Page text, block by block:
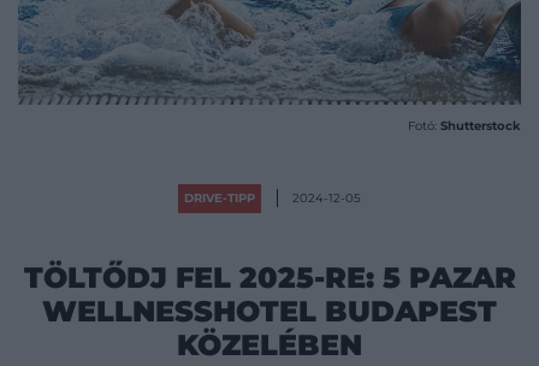
Fotó: Shutterstock
DRIVE-TIPP 2024-12-05
TÖLTŐDJ FEL 2025-RE: 5 PAZAR
WELLNESSHOTEL BUDAPEST
KÖZELÉBEN